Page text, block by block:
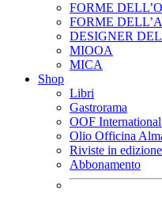
FORME
FORME
DESIGNER
MIOOA
MICA
Shop
Libri
Gastrorama
OOF
Olio Officina
Riviste in
Abbonamento